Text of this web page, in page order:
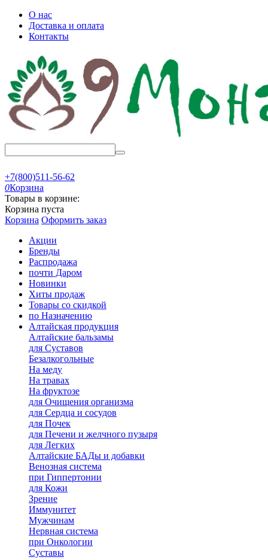
О нас
Доставка и оплата
Контакты
+7(800)511-56-62
0Корзина
Товары в корзине:
Корзина пуста
Корзина Оформить заказ
Акции
Бренды
Распродажа
почти Даром
Новинки
Хиты продаж
Товары со скидкой
по Назначению
Алтайская продукция
Алтайские бальзамы
для Суставов
Безалкогольные
На меду
На травах
На фруктозе
для Очищения организма
для Сердца и сосудов
для Почек
для Печени и желчного пузыря
для Легких
Алтайские БАДы и добавки
Венозная система
при Гиппертонии
для Кожи
Зрение
Иммунитет
Мужчинам
Нервная система
при Онкологии
Суставы